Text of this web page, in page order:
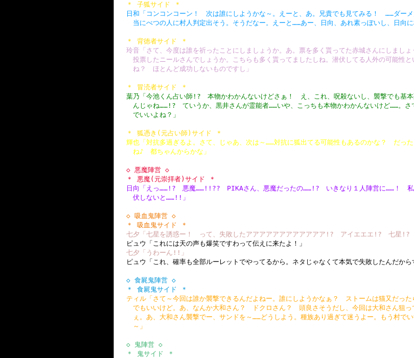
＊ 子狐サイド ＊
日和「コンコンコーン！ 次は誰にしようかな～。えーと、あ。兄貴でも見てみる！ ……ダー
当にべつの人に村人判定出そう。そうだなー。えーと……あー、日向、あれ素っぽいし、日向に
＊ 背徳者サイド ＊
玲音「さて、今度は誰を祈ったことにしましょうか。あ。票を多く貰ってた赤城さんにしまし
投票したニールさんでしょうか。こちらも多く貰ってましたしね。潜伏してる人外の可能性
ね？ ほとんど成功しないものですし」
＊ 冒涜者サイド ＊
葉乃「今池くん占い師!? 本物かわかんないけどさぁ！ え、これ、呪殺ないし、襲撃でも基本
んじゃね……!? ていうか、黒井さんが霊能者……いや、こっちも本物かわかんないけど……。さ
でいいよね？」
＊ 狐憑き(元占い師)サイド ＊
輝也「対抗多過ぎるよ。さて、じゃあ、次は～……対抗に狐出てる可能性もあるのかな？ だっ
ね♪ 都ちゃんからかな」
◇ 悪魔陣営 ◇
＊ 悪魔(元崇拝者)サイド ＊
日向「えっ……!? 悪魔……!!?? PIKAさん、悪魔だったの……!? いきなり１人陣営に……！ 私
伏しないと……!!」
◇ 吸血鬼陣営 ◇
＊ 吸血鬼サイド ＊
七夕「七星を誘惑ー！ って、失敗したアアアアアアアアアアアア!? アイエエエ!? 七星!?
ピュウ「これには天の声も爆笑ですわって伝えに来たよ！」
七夕「うわーん!!」
ピュウ「これ、確率も全部ルーレットでやってるから。ネタじゃなくて本気で失敗したんだから
◇ 食屍鬼陣営 ◇
＊ 食屍鬼サイド ＊
ティル「さて～今回は誰か襲撃できるんだよねー。誰にしようかなぁ？ ストームは猫又だっ
でもいいけど。あ、なんか大和さん？ ドクロさん？ 頭良さそうだし、今回は大和さん狙
ぇ。あ、大和さん襲撃でー、サンドを～……どうしよう。種族あり過ぎて迷うよー。もう村で
～」
◇ 鬼陣営 ◇
＊ 鬼サイド ＊